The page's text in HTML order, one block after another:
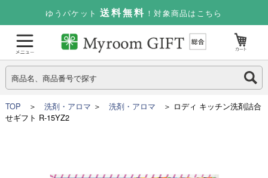
ゆうパケット 送料無料 ！対象商品はこちら
TOP ＞ 洗剤・アロマ ＞ 洗剤・アロマ ＞ ロディ キッチン洗剤詰合
せギフト R-15YZ2